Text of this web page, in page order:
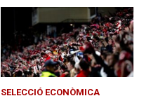
SELECCIÓ ECONÒMICA